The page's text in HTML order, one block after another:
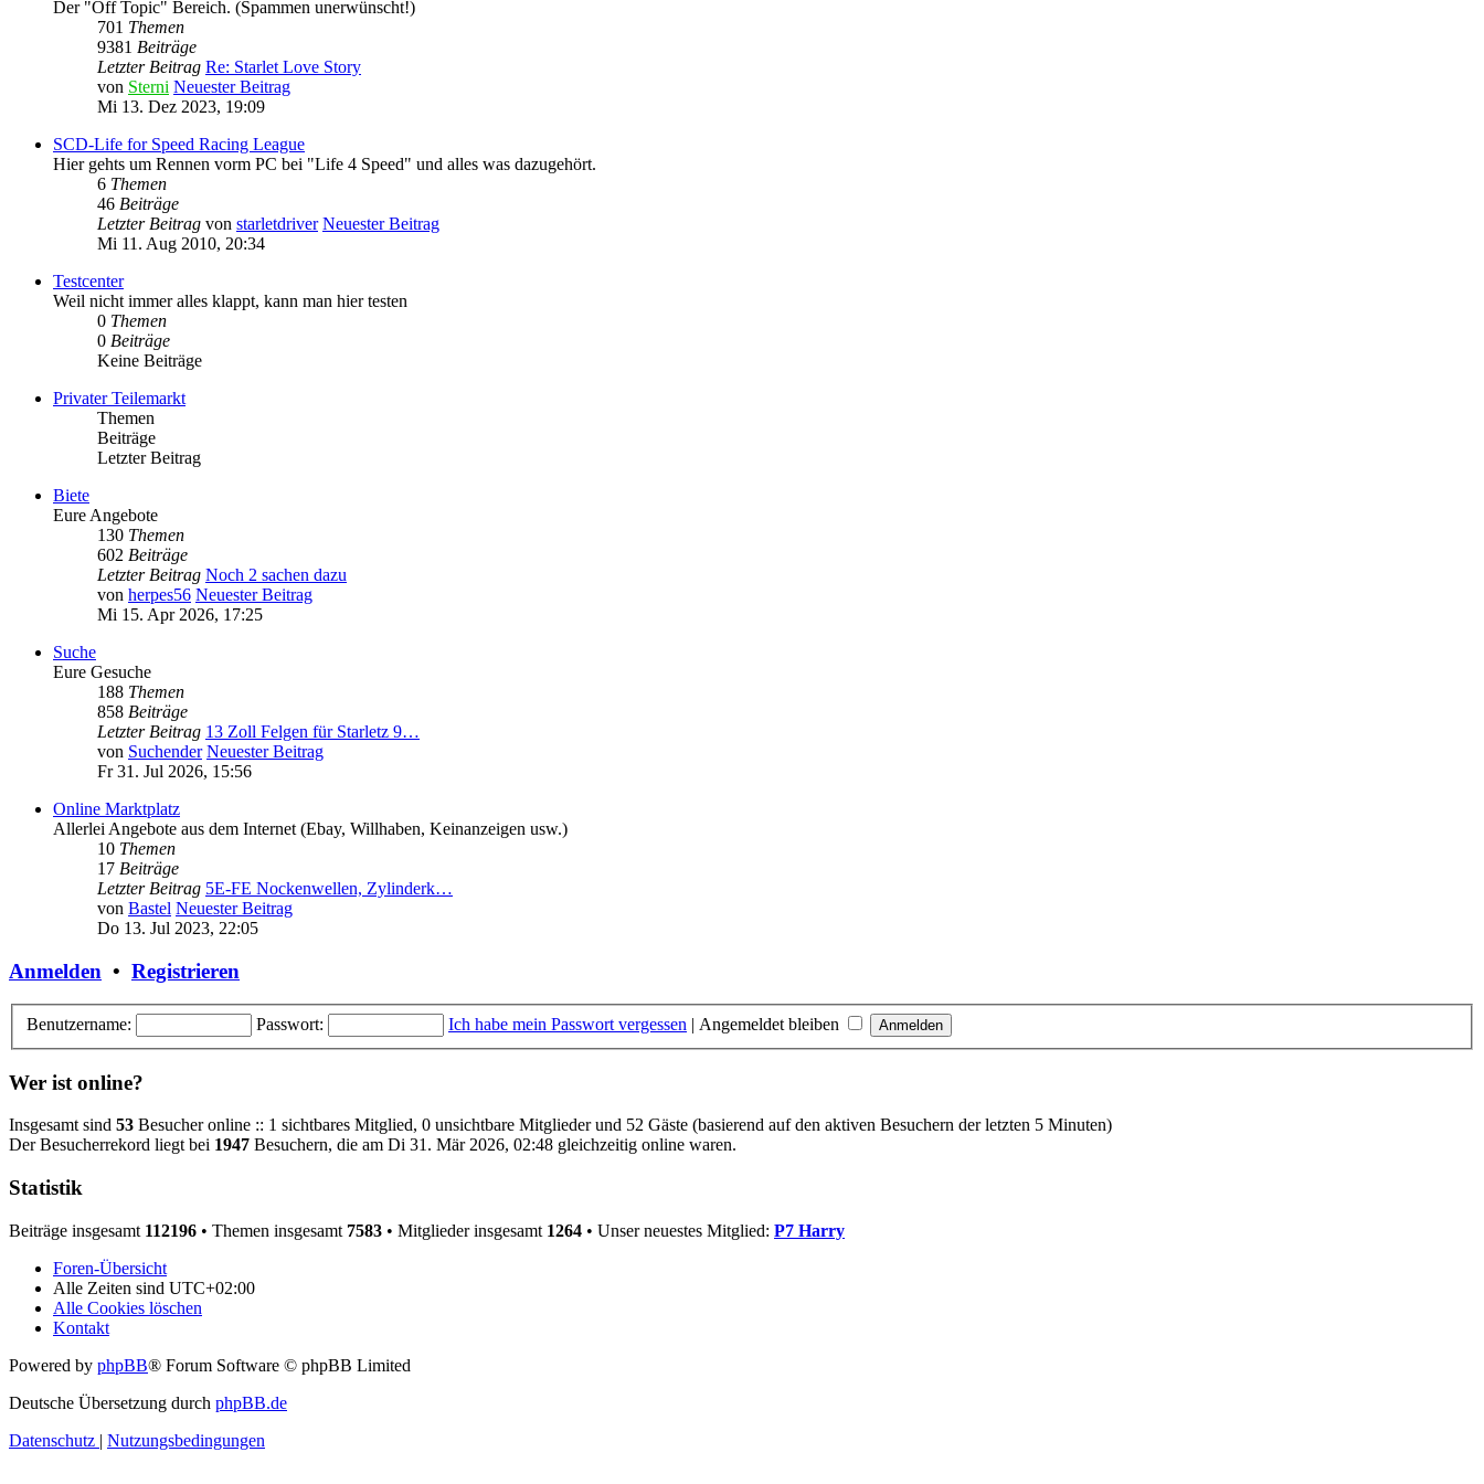
Der "Off Topic" Bereich. (Spammen unerwünscht!)
701 Themen
9381 Beiträge
Letzter Beitrag Re: Starlet Love Story
von Sterni Neuester Beitrag
Mi 13. Dez 2023, 19:09
SCD-Life for Speed Racing League
Hier gehts um Rennen vorm PC bei "Life 4 Speed" und alles was dazugehört.
6 Themen
46 Beiträge
Letzter Beitrag von starletdriver Neuester Beitrag
Mi 11. Aug 2010, 20:34
Testcenter
Weil nicht immer alles klappt, kann man hier testen
0 Themen
0 Beiträge
Keine Beiträge
Privater Teilemarkt
Themen
Beiträge
Letzter Beitrag
Biete
Eure Angebote
130 Themen
602 Beiträge
Letzter Beitrag Noch 2 sachen dazu
von herpes56 Neuester Beitrag
Mi 15. Apr 2026, 17:25
Suche
Eure Gesuche
188 Themen
858 Beiträge
Letzter Beitrag 13 Zoll Felgen für Starletz 9…
von Suchender Neuester Beitrag
Fr 31. Jul 2026, 15:56
Online Marktplatz
Allerlei Angebote aus dem Internet (Ebay, Willhaben, Keinanzeigen usw.)
10 Themen
17 Beiträge
Letzter Beitrag 5E-FE Nockenwellen, Zylinderk…
von Bastel Neuester Beitrag
Do 13. Jul 2023, 22:05
Anmelden • Registrieren
Benutzername: Passwort: Ich habe mein Passwort vergessen | Angemeldet bleiben
Wer ist online?
Insgesamt sind 53 Besucher online :: 1 sichtbares Mitglied, 0 unsichtbare Mitglieder und 52 Gäste (basierend auf den aktiven Besuchern der letzten 5 Minuten)
Der Besucherrekord liegt bei 1947 Besuchern, die am Di 31. Mär 2026, 02:48 gleichzeitig online waren.
Statistik
Beiträge insgesamt 112196 • Themen insgesamt 7583 • Mitglieder insgesamt 1264 • Unser neuestes Mitglied: P7 Harry
Foren-Übersicht
Alle Zeiten sind UTC+02:00
Alle Cookies löschen
Kontakt
Powered by phpBB® Forum Software © phpBB Limited
Deutsche Übersetzung durch phpBB.de
Datenschutz | Nutzungsbedingungen